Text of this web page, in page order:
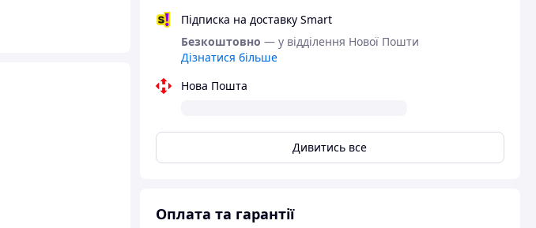
Підписка на доставку Smart
Безкоштовно — у відділення Нової Пошти
Дізнатися більше
Нова Пошта
Дивитись все
Оплата та гарантії